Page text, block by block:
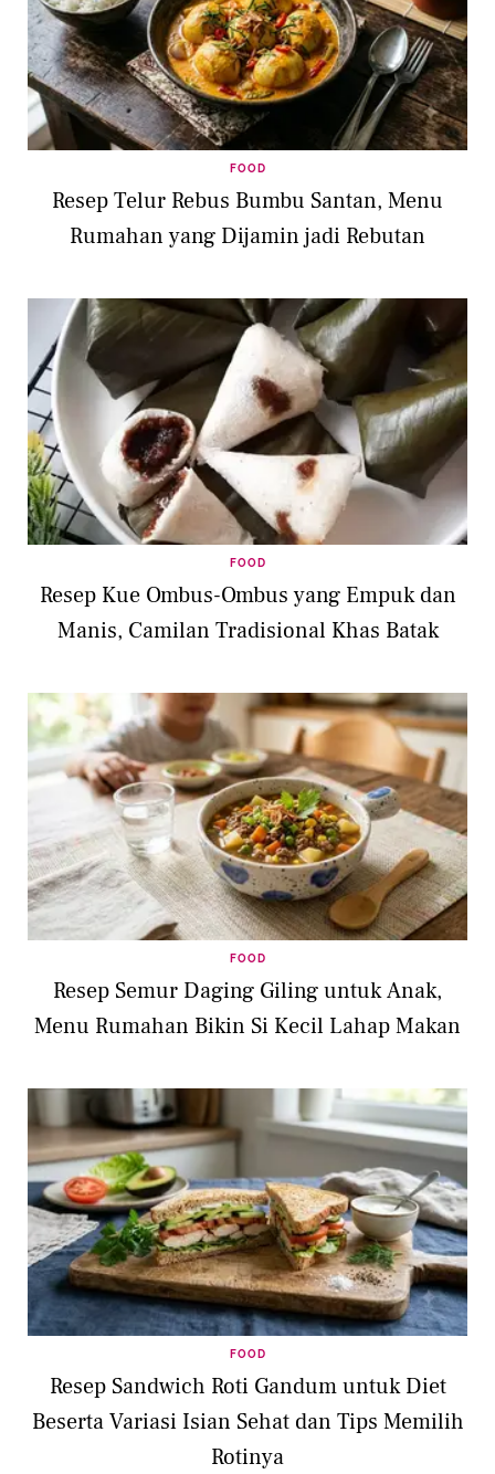
FOOD
Resep Telur Rebus Bumbu Santan, Menu
Rumahan yang Dijamin jadi Rebutan
FOOD
Resep Kue Ombus-Ombus yang Empuk dan
Manis, Camilan Tradisional Khas Batak
FOOD
Resep Semur Daging Giling untuk Anak,
Menu Rumahan Bikin Si Kecil Lahap Makan
FOOD
Resep Sandwich Roti Gandum untuk Diet
Beserta Variasi Isian Sehat dan Tips Memilih
Rotinya